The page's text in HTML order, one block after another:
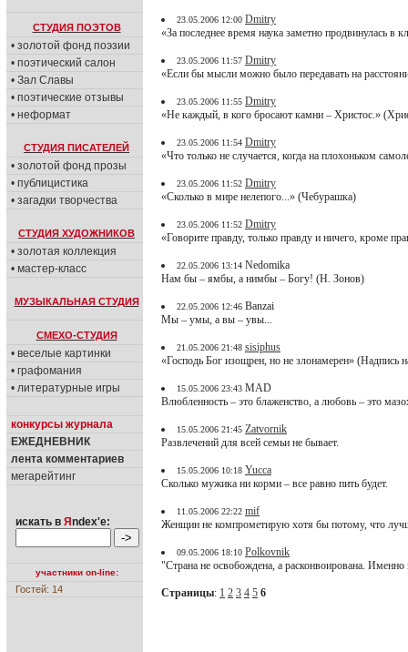
СТУДИЯ ПОЭТОВ
• золотой фонд поэзии
• поэтический салон
• Зал Славы
• поэтические отзывы
• неформат
СТУДИЯ ПИСАТЕЛЕЙ
• золотой фонд прозы
• публицистика
• загадки творчества
СТУДИЯ ХУДОЖНИКОВ
• золотая коллекция
• мастер-класс
МУЗЫКАЛЬНАЯ СТУДИЯ
СМЕХО-СТУДИЯ
• веселые картинки
• графомания
• литературные игры
конкурсы журнала
ЕЖЕДНЕВНИК
лента комментариев
мегарейтинг
искать в Я ndex'е:
участники on-line:
Гостей: 14
23.05.2006 12:00 Dmitry
«За последнее время наука заметно продвинулась
23.05.2006 11:57 Dmitry
«Если бы мысли можно было передавать на
23.05.2006 11:55 Dmitry
«Не каждый, в кого бросают камни – Христос.»
23.05.2006 11:54 Dmitry
«Что только не случается, когда на плохоньком
23.05.2006 11:52 Dmitry
«Сколько в мире нелепого...» (Чебурашка)
23.05.2006 11:52 Dmitry
«Говорите правду, только правду и ничего, кроме
22.05.2006 13:14 Nedomika
Нам бы – ямбы, а нимбы – Богу! (Н. Зонов)
22.05.2006 12:46 Banzai
Мы – умы, а вы – увы...
21.05.2006 21:48 sisiphus
«Господь Бог изощрен, но не злонамерен»
15.05.2006 23:43 MAD
Влюбленность – это блаженство, а любовь – это
15.05.2006 21:45 Zatvornik
Развлечений для всей семьи не бывает.
15.05.2006 10:18 Yucca
Сколько мужика ни корми – все равно пить будет.
11.05.2006 22:22 mif
Женщин не компрометирую хотя бы потому, что
09.05.2006 18:10 Polkovnik
"Страна не освобождена, а расконвоирована.
Страницы: 1 2 3 4 5 6